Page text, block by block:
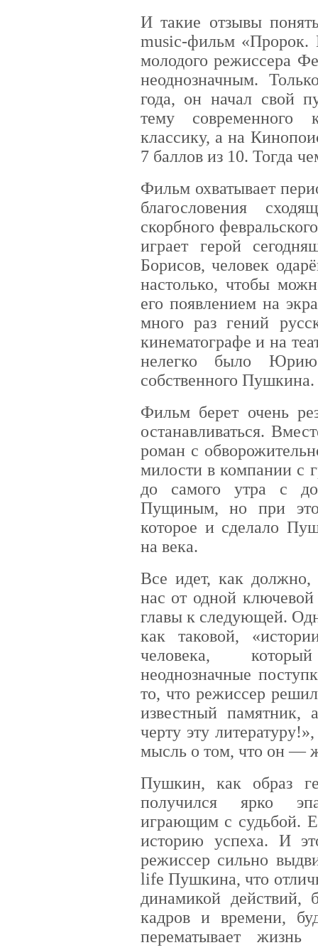
И такие отзывы
music-фильм «Пророк.
молодого режиссера
неоднозначным.
года, он начал свой
тему современного
классику, а на
7 баллов из 10. Тогда
Фильм охватывает
благословения
скорбного
играет герой
Борисов, человек
настолько, чтобы
его появлением на
много раз гений
кинематографе и на
нелегко было Юрию
собственного Пушкина.
Фильм берет очень
останавливаться.
роман с
милости в компании с
до самого утра с
Пущиным, но при
которое и сделало
на века.
Все идет, как должно,
нас от одной
главы к следующей.
как таковой,
человека,
неоднозначные
то, что режиссер
известный
черту эту
мысль о том, что он —
Пушкин, как образ
получился ярко
играющим с судьбой.
историю успеха. И
режиссер сильно
life Пушкина, что
динамикой действий,
кадров и времени,
перематывает